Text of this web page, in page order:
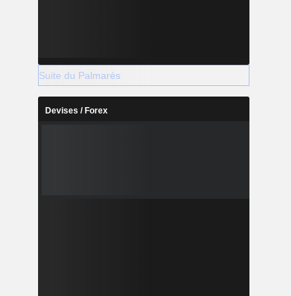
Suite du Palmarès
Devises / Forex